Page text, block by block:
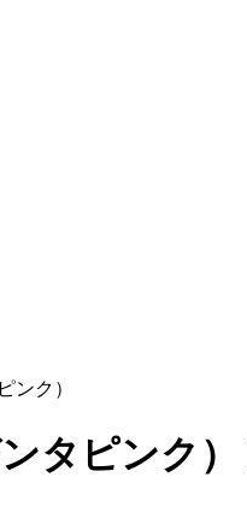
ンク）
タピンク）